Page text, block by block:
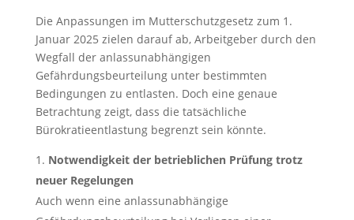
Die Anpassungen im Mutterschutzgesetz zum 1.
Januar 2025 zielen darauf ab, Arbeitgeber durch den
Wegfall der anlassunabhängigen
Gefährdungsbeurteilung unter bestimmten
Bedingungen zu entlasten. Doch eine genaue
Betrachtung zeigt, dass die tatsächliche
Bürokratieentlastung begrenzt sein könnte.
Notwendigkeit der betrieblichen Prüfung trotz
neuer Regelungen
Auch wenn eine anlassunabhängige